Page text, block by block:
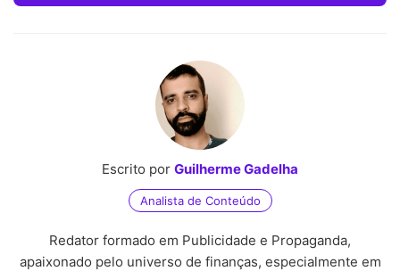
Escrito por Guilherme Gadelha
Analista de Conteúdo
Redator formado em Publicidade e Propaganda,
apaixonado pelo universo de finanças, especialmente em